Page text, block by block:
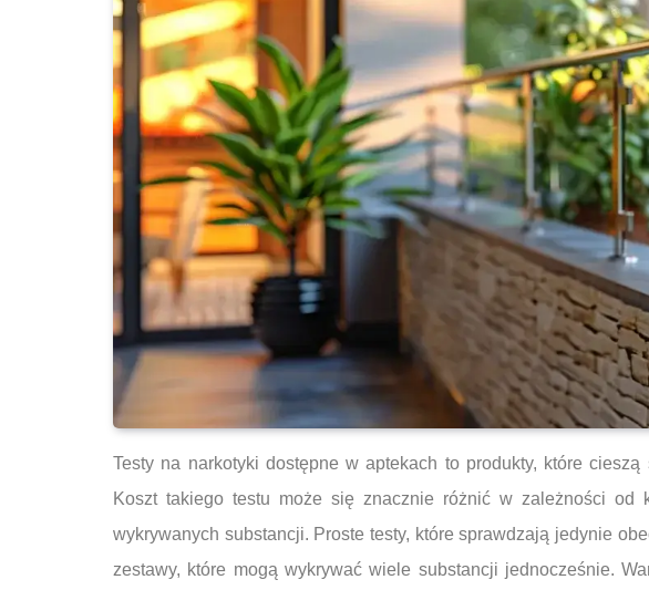
Testy na narkotyki dostępne w aptekach to produkty, które
Koszt takiego testu może się znacznie różnić w zależności
wykrywanych substancji. Proste testy, które sprawdzają jedynie
zestawy, które mogą wykrywać wiele substancji jednocześnie.